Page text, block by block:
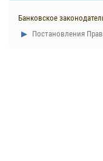
Банковское
Постановления